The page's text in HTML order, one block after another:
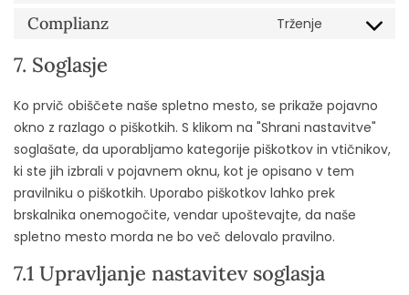
Complianz Trženje
7. Soglasje
Ko prvič obiščete naše spletno mesto, se prikaže pojavno
okno z razlago o piškotkih. S klikom na "Shrani nastavitve"
soglašate, da uporabljamo kategorije piškotkov in vtičnikov,
ki ste jih izbrali v pojavnem oknu, kot je opisano v tem
pravilniku o piškotkih. Uporabo piškotkov lahko prek
brskalnika onemogočite, vendar upoštevajte, da naše
spletno mesto morda ne bo več delovalo pravilno.
7.1 Upravljanje nastavitev soglasja